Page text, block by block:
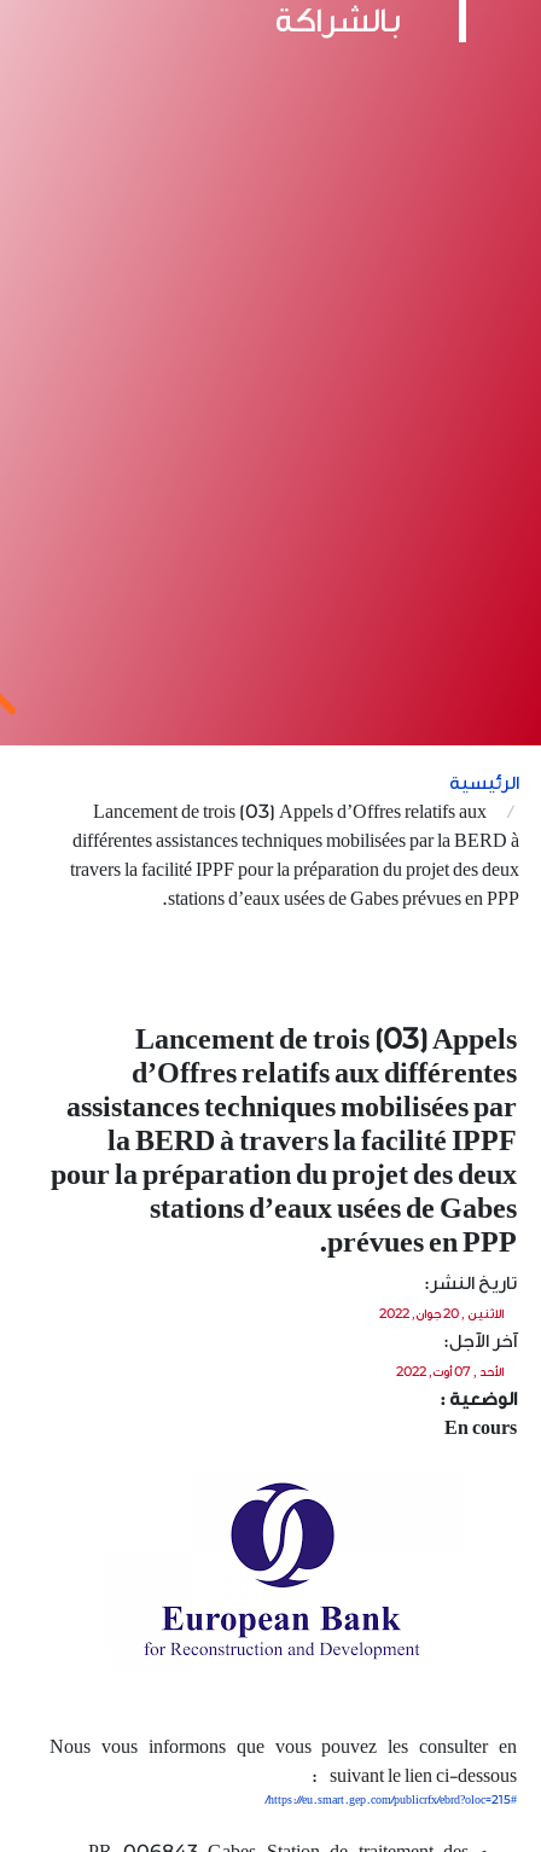
بالشراكة
الرئيسية
Lancement de trois (03) Appels d’Offres relatifs aux
différentes assistances techniques mobilisées par la BERD à
travers la facilité IPPF pour la préparation du projet des deux
stations d’eaux usées de Gabes prévues en PPP.
Lancement de trois (03) Appels
d’Offres relatifs aux différentes
assistances techniques mobilisées par
la BERD à travers la facilité IPPF
pour la préparation du projet des deux
stations d’eaux usées de Gabes
prévues en PPP.
تاريخ النشر:
الاثنين , 20 جوان, 2022
آخر الآجل:
الأحد , 07 أوت, 2022
الوضعية :
En cours
Nous vous informons que vous pouvez les consulter en
suivant le lien ci-dessous :
https://eu.smart.gep.com/publicrfx/ebrd?oloc=215#/